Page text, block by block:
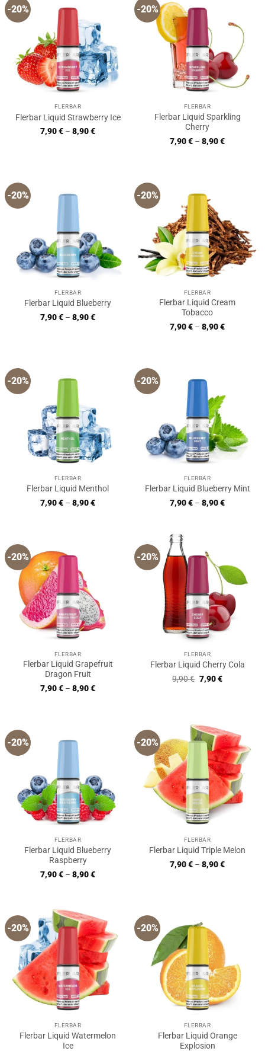
-20%
FLERBAR
Flerbar Liquid Strawberry Ice
7,90€ – 8,90€
-20%
FLERBAR
Flerbar Liquid Sparkling
Cherry
7,90€ – 8,90€
-20%
FLERBAR
Flerbar Liquid Blueberry
7,90€ – 8,90€
-20%
FLERBAR
Flerbar Liquid Cream
Tobacco
7,90€ – 8,90€
-20%
FLERBAR
Flerbar Liquid Menthol
7,90€ – 8,90€
-20%
FLERBAR
Flerbar Liquid Blueberry Mint
7,90€ – 8,90€
-20%
FLERBAR
Flerbar Liquid Grapefruit
Dragon Fruit
7,90€ – 8,90€
-20%
FLERBAR
Flerbar Liquid Cherry Cola
9,90€ Ursprünglicher
Preis
7,90€Aktueller
-20%
FLERBAR
Flerbar Liquid Blueberry
Raspberry
7,90€ – 8,90€
-20%
FLERBAR
Flerbar Liquid Triple Melon
7,90€ – 8,90€
-20%
FLERBAR
Flerbar Liquid Watermelon
Ice
-20%
FLERBAR
Flerbar Liquid Orange
Explosion